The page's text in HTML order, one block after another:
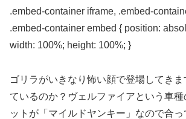
.embed-container iframe, .embed-
.embed-container embed { position:
width: 100%; height: 100%; }
ゴリラがいきなり怖い顔で登場してき
ているのか？ヴェルファイアという車
ットが「マイルドヤンキー」なので合